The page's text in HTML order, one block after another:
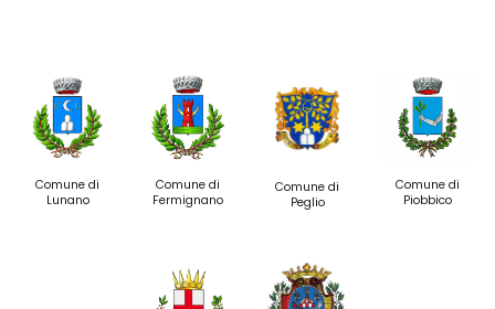
Comune di
Lunano
Comune di
Fermignano
Comune di
Peglio
Comune di
Piobbico